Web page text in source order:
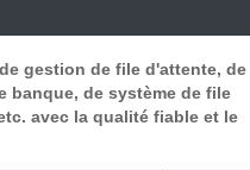
gestion de file d'attente, de
banque, de système de file
avec la qualité fiable et le